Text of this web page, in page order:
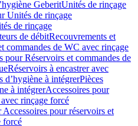
GeberitUnités de rinçage
Unités de rinçage
de rinçage
de débitRecouvrements et
commandes de WC avec rinçage
pour Réservoirs et commandes de
Réservoirs à encastrer avec
d’hygiène à intégrerPièces
à intégrerAccessoires pour
rinçage forcé
Accessoires pour réservoirs et
forcé